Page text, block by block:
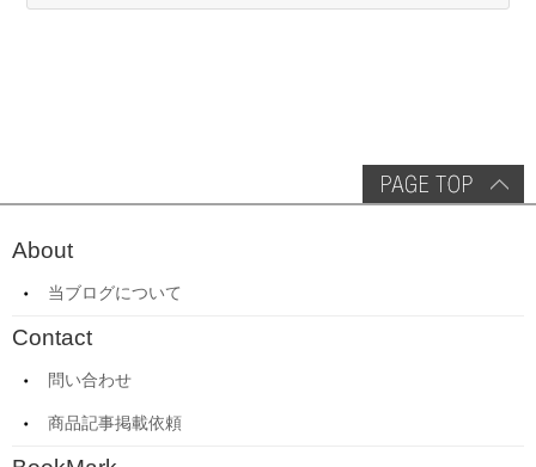
About
当ブログについて
Contact
問い合わせ
商品記事掲載依頼